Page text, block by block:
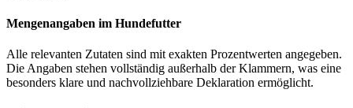
Mengenangaben im Hundefutter
Alle relevanten Zutaten sind mit exakten Prozentwerten angegeben.
Die Angaben stehen vollständig außerhalb der Klammern, was eine
besonders klare und nachvollziehbare Deklaration ermöglicht.